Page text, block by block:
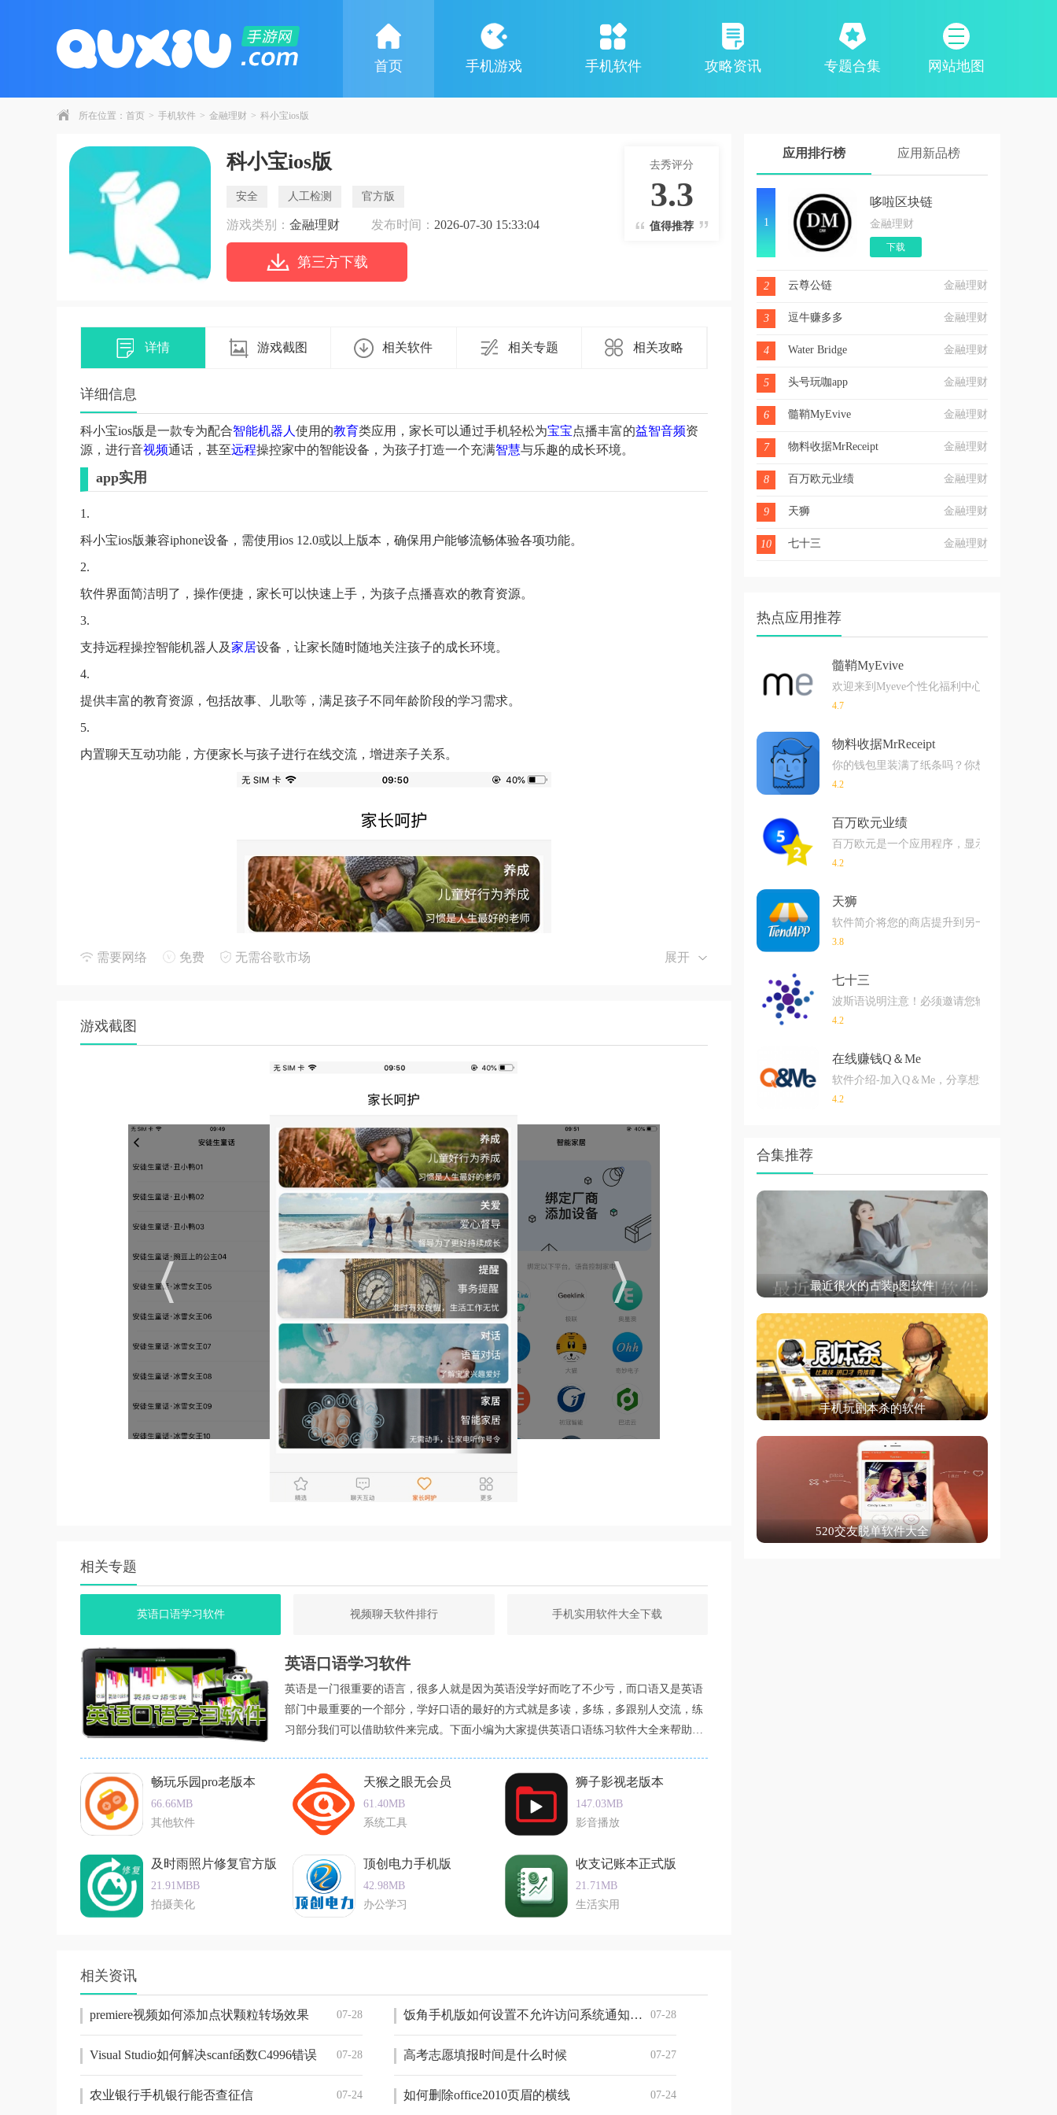
网站地图
首页 手机游戏 手机软件 攻略资讯 专题合集
所在位置： 首页 > 手机软件 > 金融理财 > 科小宝ios版
科小宝ios版
安全 人工检测 官方版
游戏类别： 金融理财 发布时间： 2026-07-30 15:33:04
第三方下载
去秀评分
3.3
值得推荐
详情 游戏截图 相关软件 相关专题 相关攻略
详细信息
科小宝ios版是一款专为配合智能机器人 使用的教育类应用，家长可以通过手机轻松为宝宝点播丰富的益智音频资
源，进行音视频通话，甚至远程操控家中的智能设备，为孩子打造一个充满智慧与乐趣的成长环境。
app实用
1.
科小宝ios版兼容iphone设备，需使用ios 12.0或以上版本，确保用户能够流畅体验各项功能。
2.
软件界面简洁明了，操作便捷，家长可以快速上手，为孩子点播喜欢的教育资源。
3.
支持远程操控智能机器人及家居设备，让家长随时随地关注孩子的成长环境。
4.
提供丰富的教育资源，包括故事、儿歌等，满足孩子不同年龄阶段的学习需求。
5.
内置聊天互动功能，方便家长与孩子进行在线交流，增进亲子关系。
软件亮点
科小宝ios版集成了文献检索、笔记管理、数据分析（该功能主要针对科研工作者和学生用户）以及智能家居控
制、儿童教育等多种功能于一体，满足用户多样化的需求。
提供准时有效提醒功能，帮助家长合理安排孩子的学习和生活时间。
app强项
1.
丰富的教育资源：科小宝ios版拥有大量正版早教资源，包括故事、儿歌等，有助于孩子的智力开发和健康成长。
2.
远程操控功能：家长可以远程操控绑定的智能机器人及家居设备，实现远程控制和监管。
个性化定制：软件提供多种情景模式和个性化设置，家长可以根据自己的需求随意设定，打造个性化的使用体
4.
社交互动功能：内置聊天互动功能，方便家长与孩子进行在线交流，分享学习心得和成长动态。
app功能
1.
点播益智音频资源：家长可以根据孩子的兴趣和学习需求，为孩子点播丰富的益智音频资源。
2.
用户反馈
发。然而，也有用户反映软件在某些功能上存在不足，如有时无法成功锁屏或应用内某些设置无法取消等。这些
需要网络 免费 无需谷歌市场 展开
游戏截图
相关专题
英语口语学习软件 视频聊天软件排行 手机实用软件大全下载
英语口语学习软件
英语是一门很重要的语言，很多人就是因为英语没学好而吃了不少亏，而口语又是英语
部门中最重要的一个部分，学好口语的最好的方式就是多读，多练，多跟别人交流，练
习部分我们可以借助软件来完成。下面小编为大家提供英语口语练习软件大全来帮助大
畅玩乐园pro老版本
66.66MB
其他软件
天猴之眼无会员
61.40MB
系统工具
狮子影视老版本
147.03MB
影音播放
及时雨照片修复官方版
21.91MBB
拍摄美化
顶创电力手机版
42.98MB
办公学习
收支记账本正式版
21.71MB
生活实用
相关资讯
07-28
premiere视频如何添加点状颗粒转场效果 07-28
饭角手机版如何设置不允许访问系统通知权限
07-28
Visual Studio如何解决scanf函数C4996错误 07-27
高考志愿填报时间是什么时候
07-24
农业银行手机银行能否查征信 07-24
如何删除office2010页眉的横线
应用排行榜 应用新品榜
1
哆啦区块链
金融理财
下载
2 云尊公链 金融理财
3 逗牛赚多多 金融理财
4 Water Bridge 金融理财
5 头号玩咖app 金融理财
6 髓鞘MyEvive 金融理财
7 物料收据MrReceipt 金融理财
8 百万欧元业绩 金融理财
9 天狮 金融理财
10 七十三 金融理财
热点应用推荐
髓鞘MyEvive
欢迎来到Myeve个性化福利中心。下载
4.7
物料收据MrReceipt
你的钱包里装满了纸条吗？你想退货或换货
4.2
百万欧元业绩
百万欧元是一个应用程序，显示你最后的结果
4.2
天狮
软件简介将您的商店提升到另一个层次。 下
3.8
七十三
波斯语说明注意！必须邀请您输入70。 !!输
4.2
在线赚钱Q＆Me
软件介绍-加入Q＆Me，分享想法并立即获得
4.2
合集推荐
最近很火的古装p图软件
手机玩剧本杀的软件
520交友脱单软件大全